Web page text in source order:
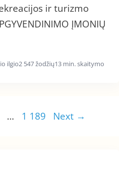
ir turizmo
ĮMONIŲ
ilgio2 547 žodžių13 min. skaitymo
… Page
1 189 Next →